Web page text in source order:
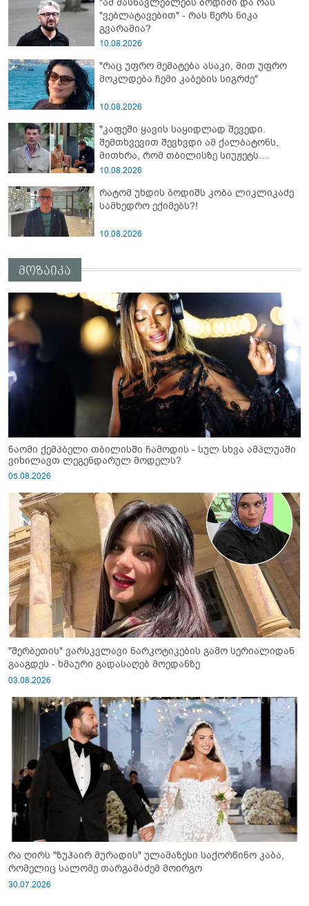
"ვებლატავებით" - რას წერს ნიკა
გვარამია?
10.08.2026
"რაც უფრო მემატება ასაკი, მით უფრო
მოკლდება ჩემი კაბების სიგრძე"
10.08.2026
"კაფეში ყავის საყიდლად შევედი.
შემთხვევით შევხვდი ამ ქალბატონს,
მითხრა, რომ თბილისზე სიუჟეტს
ვაკეთებო და..." - რას ამბობს კახა
ინტერვიუზე
10.08.2026
რატომ უხდის ბოდიშს კობა ლიკლიკაძე
სამხედრო ექიმებს?!
10.08.2026
მოზაიკა
ნაომი ქემპბელი თბილისში ჩამოდის - სულ სხვა ამპლუაში
ვიხილავთ ლეგენდარულ მოდელს?
05.08.2026
"შერბეთის" ვარსკვლავი ნარკოტიკების გამო სერიალიდან
გააგდეს - ხმაური გადასაღებ მოედანზე
03.08.2026
რა ღირს "ზუჰაირ მურადის" ულამაზესი საქორწინო კაბა,
რომელიც სალომე თარგამაძემ მოირგო
30.07.2026